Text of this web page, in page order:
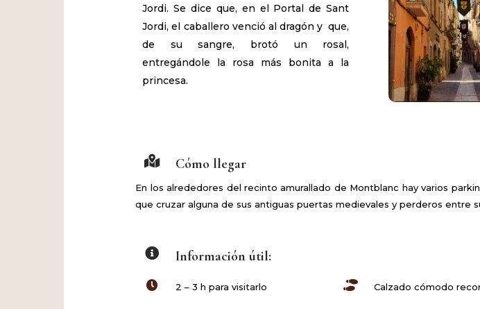
Jordi. Se dice que, en el Portal de Sant
Jordi, el caballero venció al dragón y que,
de su sangre, brotó un rosal,
entregándole la rosa más bonita a la
princesa.
Cómo llegar
En los alrededores del recinto amurallado de Montblanc hay varios
que cruzar alguna de sus antiguas puertas medievales y perderos entre
Información útil:
2 – 3 h para visitarlo Calzado cómodo